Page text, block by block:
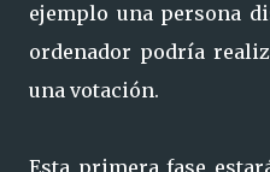
ejemplo una persona
ordenador podría
una votación.
Esta primera fase